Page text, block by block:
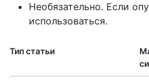
Необязательно. Если
использоваться.
Тип статьи